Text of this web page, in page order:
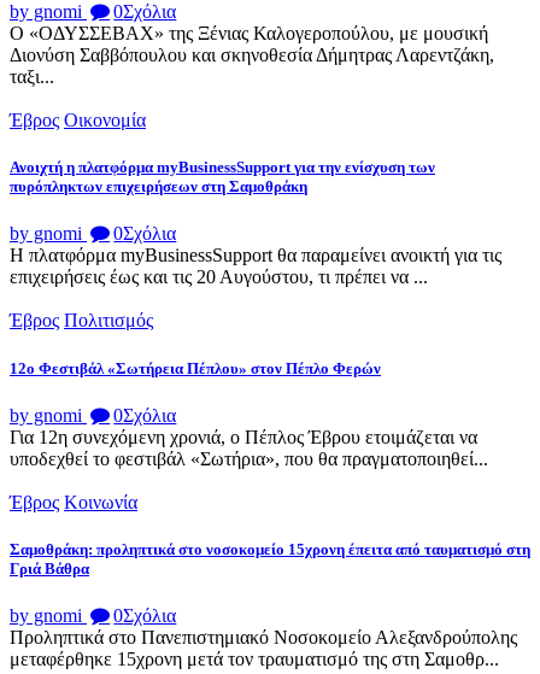
by gnomi 0Σχόλια
Ο «ΟΔΥΣΣΕΒΑΧ» της Ξένιας Καλογεροπούλου, με μουσική
Διονύση Σαββόπουλου και σκηνοθεσία Δήμητρας Λαρεντζάκη,
ταξι...
Έβρος Οικονομία
Ανοιχτή η πλατφόρμα myBusinessSupport για την ενίσχυση των
πυρόπληκτων επιχειρήσεων στη Σαμοθράκη
by gnomi 0Σχόλια
Η πλατφόρμα myBusinessSupport θα παραμείνει ανοικτή για τις
επιχειρήσεις έως και τις 20 Αυγούστου, τι πρέπει να ...
Έβρος Πολιτισμός
12ο Φεστιβάλ «Σωτήρεια Πέπλου» στον Πέπλο Φερών
by gnomi 0Σχόλια
Για 12η συνεχόμενη χρονιά, ο Πέπλος Έβρου ετοιμάζεται να
υποδεχθεί το φεστιβάλ «Σωτήρια», που θα πραγματοποιηθεί...
Έβρος Κοινωνία
Σαμοθράκη: προληπτικά στο νοσοκομείο 15χρονη έπειτα από ταυματισμό στη
Γριά Βάθρα
by gnomi 0Σχόλια
Προληπτικά στο Πανεπιστημιακό Νοσοκομείο Αλεξανδρούπολης
μεταφέρθηκε 15χρονη μετά τον τραυματισμό της στη Σαμοθρ...